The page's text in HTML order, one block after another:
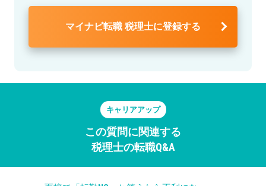
マイナビ転職 税理士に登録する
キャリアアップ
この質問に関連する
税理士の転職Q&A